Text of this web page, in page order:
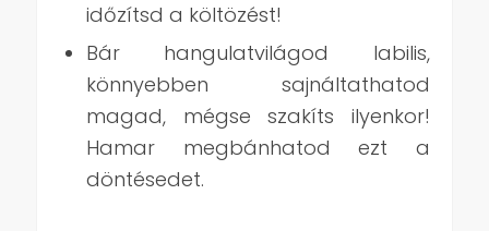
időzítsd a költözést!
Bár hangulatvilágod labilis,
könnyebben sajnáltathatod
magad, mégse szakíts ilyenkor!
Hamar megbánhatod ezt a
döntésedet.